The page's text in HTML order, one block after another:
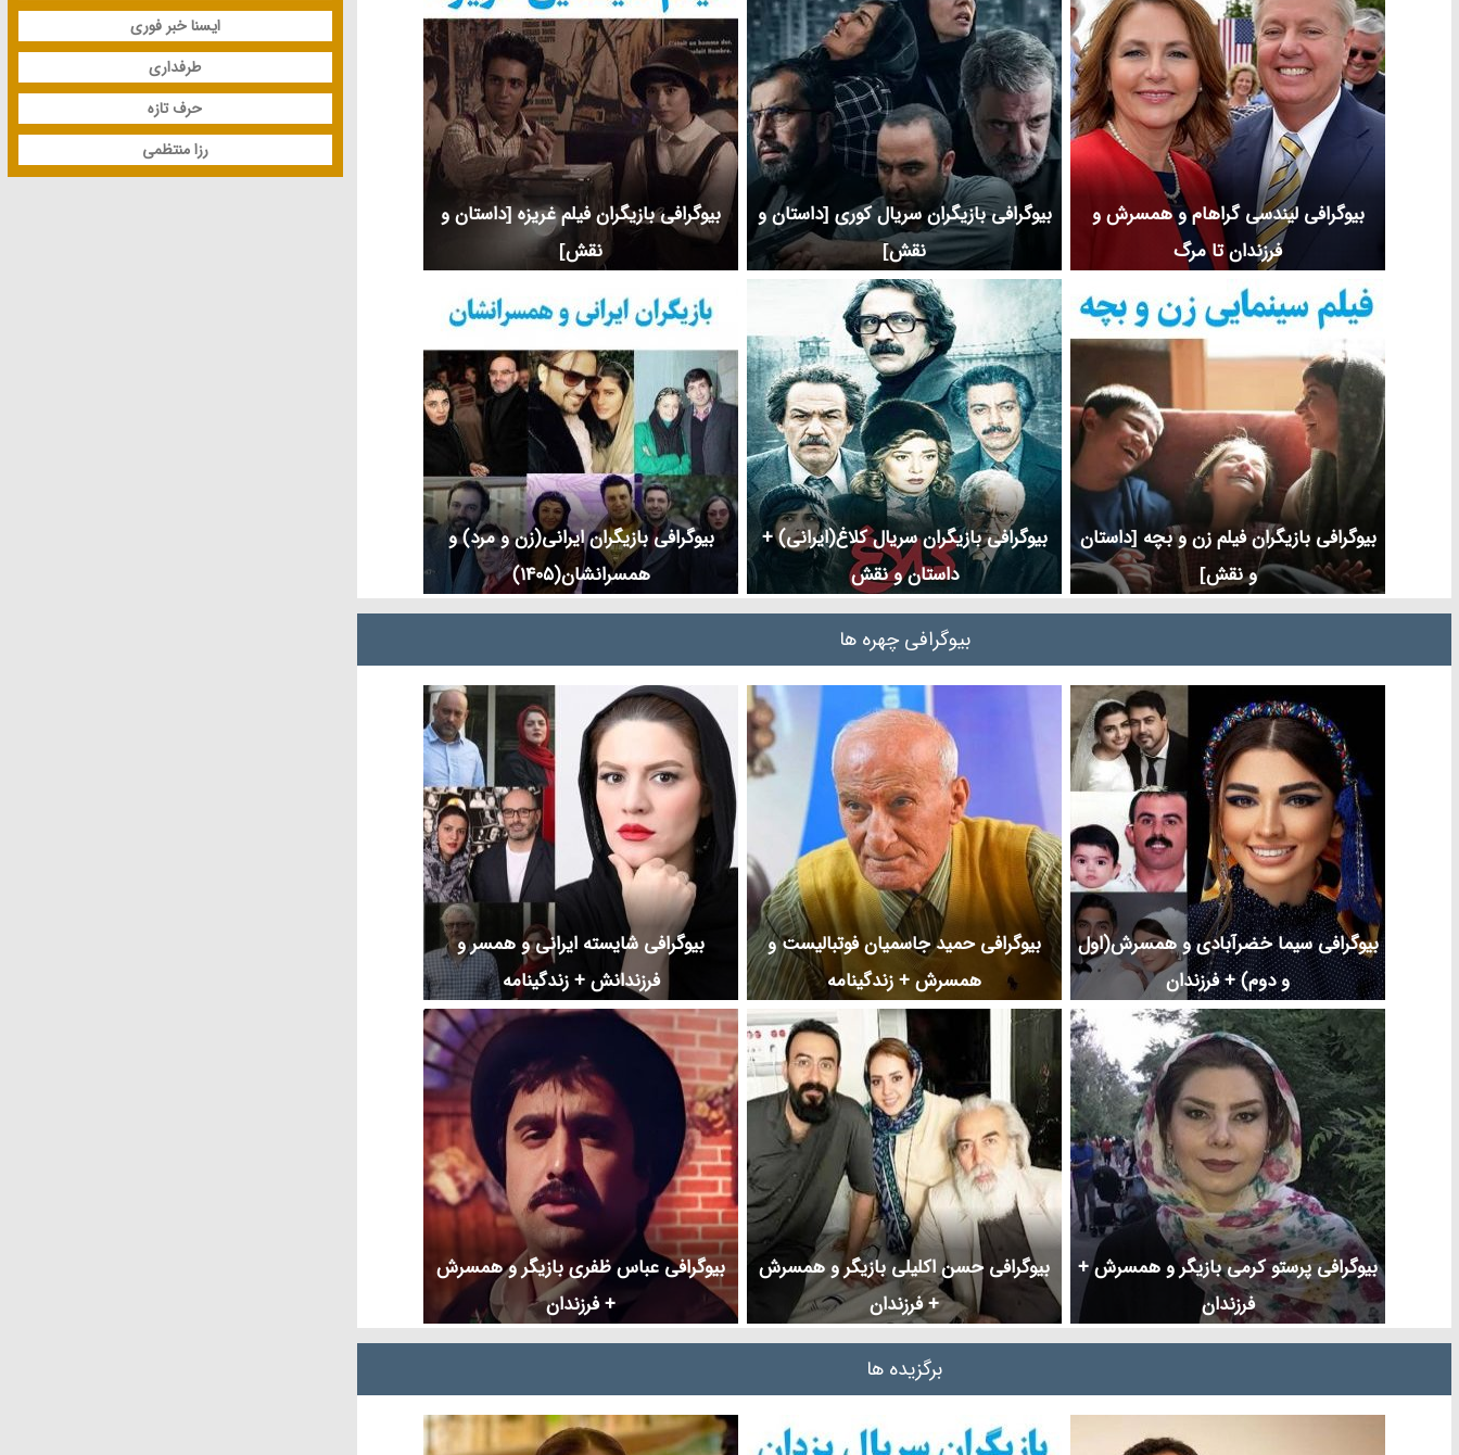
بیوگرافی لیندسی گراهام و همسرش و
فرزندان تا مرگ
بیوگرافی بازیگران سریال کوری [داستان و
نقش]
بیوگرافی بازیگران فیلم غریزه [داستان و
نقش]
بیوگرافی بازیگران فیلم زن و بچه [داستان
و نقش]
بیوگرافی بازیگران سریال کلاغ(ایرانی) +
داستان و نقش
بیوگرافی بازیگران ایرانی(زن و مرد) و
همسرانشان(1405)
بیوگرافی چهره ها
بیوگرافی سیما خضرآبادی و همسرش(اول
و دوم) + فرزندان
بیوگرافی حمید جاسمیان فوتبالیست و
همسرش + زندگینامه
بیوگرافی شایسته ایرانی و همسر و
فرزندانش + زندگینامه
بیوگرافی پرستو کرمی بازیگر و همسرش +
فرزندان
بیوگرافی حسن اکلیلی بازیگر و همسرش
+ فرزندان
بیوگرافی عباس ظفری بازیگر و همسرش
+ فرزندان
برگزیده ها
ایسنا خبر فوری
طرفداری
حرف تازه
رزا منتظمی